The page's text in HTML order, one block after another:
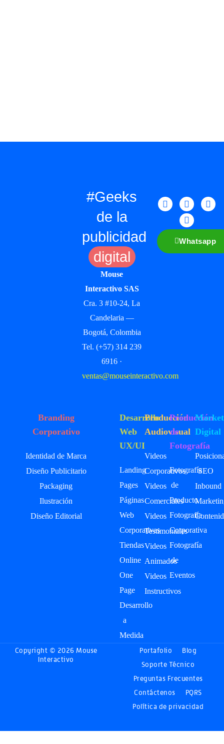
#Geeks
de la
publicidad
digital
Mouse
Interactivo SAS
Cra. 3 #10-24, La
Candelaria —
Bogotá, Colombia
Tel. (+57) 314 239
6916 ·
ventas@mouseinteractivo.com
Whatsapp
Branding
Corporativo
Identidad de Marca
Diseño Publicitario
Packaging
Ilustración
Diseño Editorial
Desarrollo
Web
UX/UI
Landing
Pages
Páginas
Web
Corporativas
Tiendas
Online
One
Page
Desarrollo
a
Medida
Producción
Audiovisual
Videos
Corporativos
Videos
Comerciales
Videos
Testimoniales
Videos
Animados
Videos
Instructivos
Producción
de
Fotografía
Fotografía
de
Producto
Fotografía
Corporativa
Fotografía
de
Eventos
Digital
SEO
Inbound
Copyright © 2026 Mouse
Interactivo
Portafolio
Blog
Soporte Técnico
Preguntas Frecuentes
Contáctenos
PQRS
Política de privacidad